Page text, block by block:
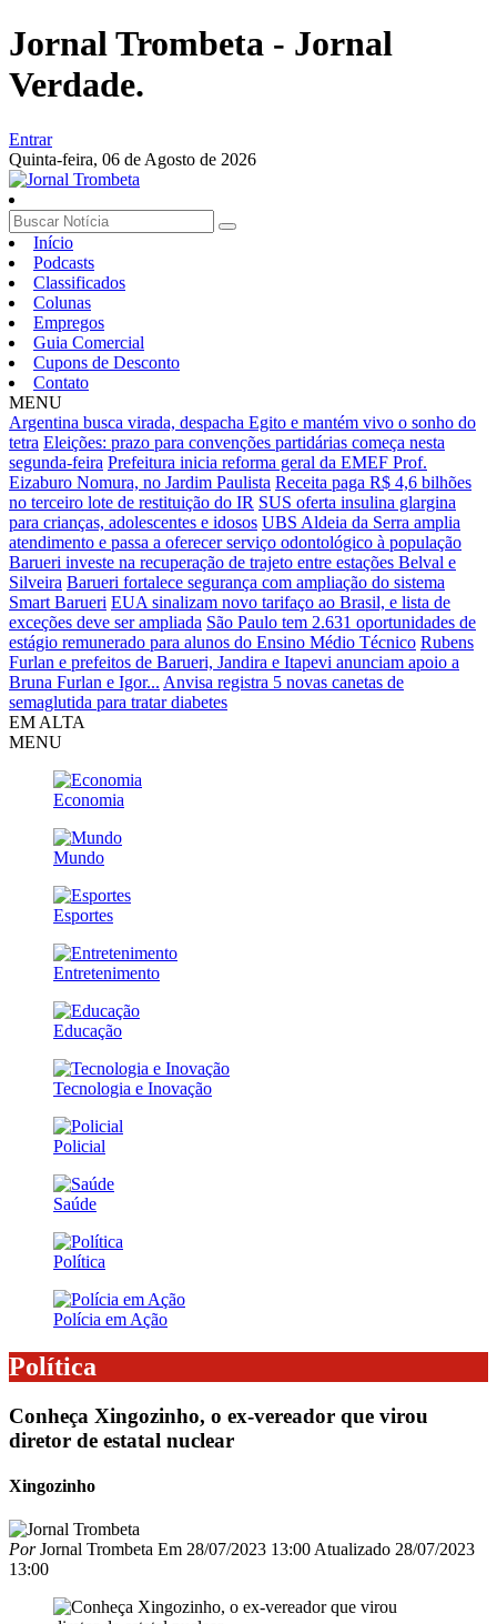
Jornal Trombeta - Jornal
Verdade.
Entrar
Quinta-feira, 06 de Agosto de 2026
Início
Podcasts
Classificados
Colunas
Empregos
Guia Comercial
Cupons de Desconto
Contato
MENU
Argentina busca virada, despacha Egito e mantém vivo o sonho do
tetra Eleições: prazo para convenções partidárias começa nesta
segunda-feira Prefeitura inicia reforma geral da EMEF Prof.
Eizaburo Nomura, no Jardim Paulista Receita paga R$ 4,6 bilhões
no terceiro lote de restituição do IR SUS oferta insulina glargina
para crianças, adolescentes e idosos UBS Aldeia da Serra amplia
atendimento e passa a oferecer serviço odontológico à população
Barueri investe na recuperação de trajeto entre estações Belval e
Silveira Barueri fortalece segurança com ampliação do sistema
Smart Barueri EUA sinalizam novo tarifaço ao Brasil, e lista de
exceções deve ser ampliada São Paulo tem 2.631 oportunidades de
estágio remunerado para alunos do Ensino Médio Técnico Rubens
Furlan e prefeitos de Barueri, Jandira e Itapevi anunciam apoio a
Bruna Furlan e Igor... Anvisa registra 5 novas canetas de
semaglutida para tratar diabetes
EM ALTA
MENU
Economia
Mundo
Esportes
Entretenimento
Educação
Tecnologia e Inovação
Policial
Saúde
Política
Polícia em Ação
Política
Conheça Xingozinho, o ex-vereador que virou
diretor de estatal nuclear
Xingozinho
PorJornal Trombeta Em 28/07/2023 13:00 Atualizado 28/07/2023
13:00